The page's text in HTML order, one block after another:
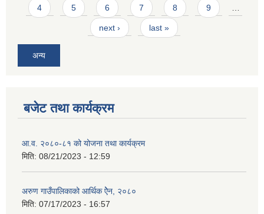
4 5 6 7 8 9 …
next › last »
अन्य
बजेट तथा कार्यक्रम
आ.व. २०८०-८१ को योजना तथा कार्यक्रम
मिति: 08/21/2023 - 12:59
अरुण गाउँपालिकाको आर्थिक ऐेन, २०८०
मिति: 07/17/2023 - 16:57